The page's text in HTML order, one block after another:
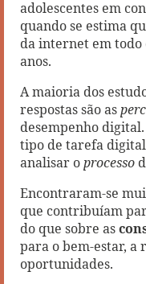
adolescentes em
quando se estima
da internet em todo
anos.
A maioria dos
respostas são as
desempenho
tipo de tarefa
analisar o processo
Encontraram-se
que contribuíam
do que sobre as
para o bem-estar,
oportunidades.